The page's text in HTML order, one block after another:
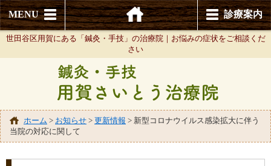
MENU 診療案内
世田谷区用賀にある「鍼灸・手技」の治療院｜お悩みの症状をご相談くだ
さい
ホーム > お知らせ > 更新情報 > 新型コロナウイルス感染拡大に伴う
当院の対応に関して